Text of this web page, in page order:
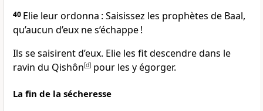
40 Elie leur ordonna : Saisissez les prophètes de Baal,
qu’aucun d’eux ne s’échappe !
Ils se saisirent d’eux. Elie les fit descendre dans le
ravin du Qishôn[d] pour les y égorger.
La fin de la sécheresse